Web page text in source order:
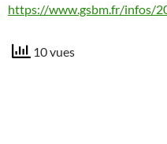
https://www.gsbm.fr/infos/
10 vues